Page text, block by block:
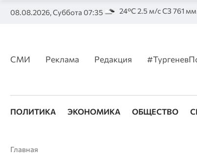
08.08.2026, Суббота 07:35 24°C 2.5 м/с СЗ 761 мм
СМИ Реклама Редакция
ПОЛИТИКА ЭКОНОМИКА ОБЩЕСТВО
Главная